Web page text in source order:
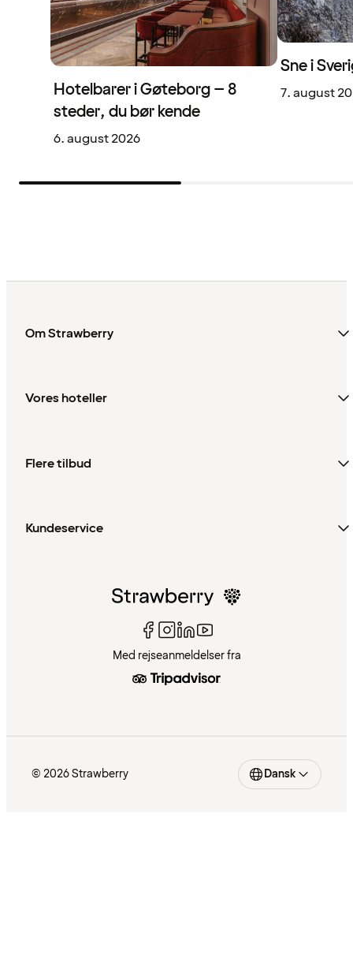
Hotelbarer i Gøteborg – 8
steder, du bør kende
6. august 2026
Sne i
7. august
Om Strawberry
Vores hoteller
Flere tilbud
Kundeservice
Med rejseanmeldelser fra
© 2026 Strawberry Dansk